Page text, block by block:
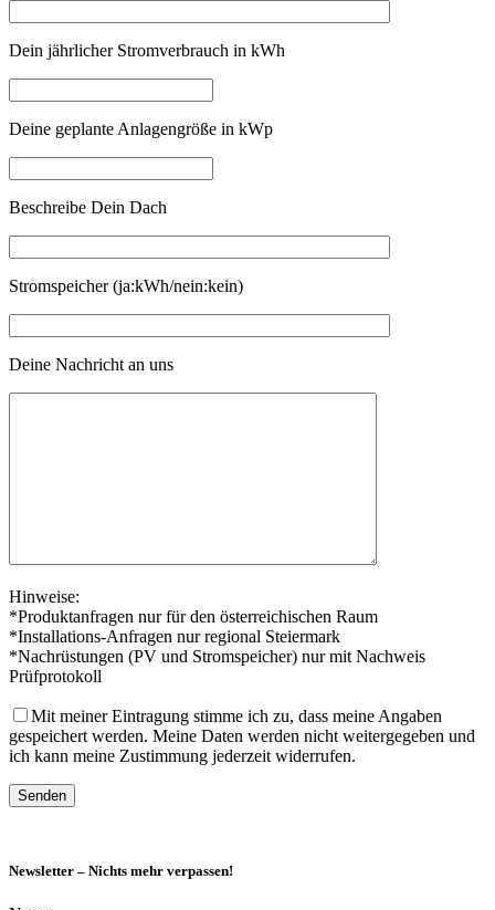
Dein jährlicher Stromverbrauch in kWh
Deine geplante Anlagengröße in kWp
Beschreibe Dein Dach
Stromspeicher (ja:kWh/nein:kein)
Deine Nachricht an uns
Hinweise:
*Produktanfragen nur für den österreichischen Raum
*Installations-Anfragen nur regional Steiermark
*Nachrüstungen (PV und Stromspeicher) nur mit Nachweis
Prüfprotokoll
Mit meiner Eintragung stimme ich zu, dass meine Angaben
gespeichert werden. Meine Daten werden nicht weitergegeben und
ich kann meine Zustimmung jederzeit widerrufen.
Newsletter – Nichts mehr verpassen!